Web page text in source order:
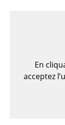
Chaises à
Chaises
Chaises
En
acceptez